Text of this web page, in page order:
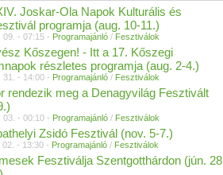
Joskar-Ola Napok Kulturális és
programja (aug. 10-11.)
09. - 07:15 - Programajánló / Fesztiválok
Kőszegen! - Itt a 17. Kőszegi
részletes programja (aug. 2-4.)
31. - 14:00 - Programajánló / Fesztiválok
rendezik meg a Denagyvilág Fesztivált
03. - 00:10 - Programajánló / Fesztiválok
Zsidó Fesztivál (nov. 5-7.)
02. - 13:30 - Programajánló / Fesztiválok
Fesztiválja Szentgotthárdon (jún.